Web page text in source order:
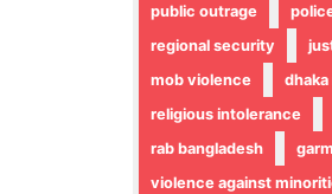
public outrage
regional security
mob violence
religious intolerance
rab bangladesh
violence against